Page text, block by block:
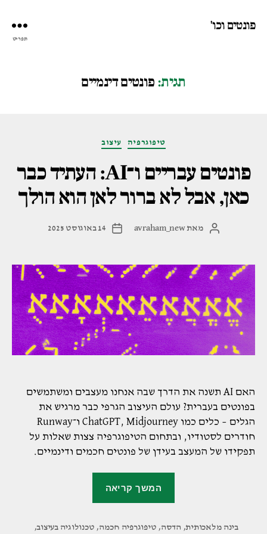
פונטים וכו'
תפריט
תגית:פונטים דינמיים
קטגוריותטיפוגרפיה עיצוב
פונטים עבריים ו־AI: העתיד כבר
כאן, אבל לא ברור לאן הוא הולך
המחבר
מאתavraham_new
תאריך
14 באוגוסט 2025
האם AI תשנה את הדרך שבה אנחנו מעצבים ומשתמשים
בפונטים בעברית? עולם העיצוב הגרפי כבר מרגיש את
הגלים – כלים כמו ChatGPT, Midjourney ו־Runway
חודרים לסטודיו, ובתחום הטיפוגרפיה צצות שאלות על
תפקידו של המעצב בעידן של פונטים חכמים ודינמיים.
המשך קריאה
העתיד
בינה מלאכותית, הדסה, טיפוגרפיה חכמה, טכנולוגיה בעיצוב,